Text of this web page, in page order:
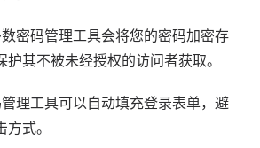
数密码管理工具会将您的密码加密存
其不被未经授权的访问者获取。
管理工具可以自动填充登录表单，避
式。